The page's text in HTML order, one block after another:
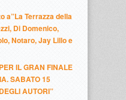
a”La Terrazza della
Di Domenico,
Notaro, Jay Lillo e
IL GRAN FINALE
SABATO 15
AUTORI”